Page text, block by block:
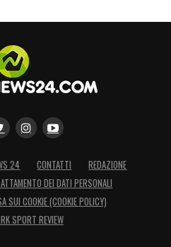
24 CONTATTI
REDAZIONE
DEI DATI PERSONALI
SUI COOKIE (COOKIE POLICY)
SPORT REVIEW